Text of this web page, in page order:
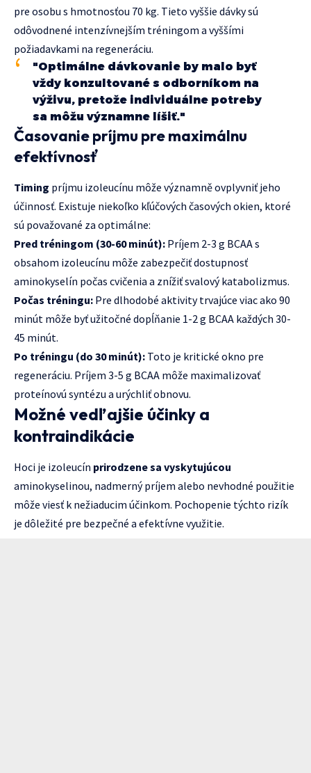
pre osobu s hmotnosťou 70 kg. Tieto vyššie dávky sú
odôvodnené intenzívnejším tréningom a vyššími
požiadavkami na regeneráciu.
"Optimálne dávkovanie by malo byť
vždy konzultované s odborníkom na
výživu, pretože individuálne potreby
sa môžu významne líšiť."
Časovanie príjmu pre maximálnu
efektívnosť
Timing príjmu izoleucínu môže významně ovplyvniť jeho
účinnosť. Existuje niekoľko kľúčových časových okien, ktoré
sú považované za optimálne:
Pred tréningom (30-60 minút): Príjem 2-3 g BCAA s
obsahom izoleucínu môže zabezpečiť dostupnosť
aminokyselín počas cvičenia a znížiť svalový katabolizmus.
Počas tréningu: Pre dlhodobé aktivity trvajúce viac ako 90
minút môže byť užitočné dopĺňanie 1-2 g BCAA každých 30-
45 minút.
Po tréningu (do 30 minút): Toto je kritické okno pre
regeneráciu. Príjem 3-5 g BCAA môže maximalizovať
proteínovú syntézu a urýchliť obnovu.
Možné vedľajšie účinky a
kontraindikácie
Hoci je izoleucín prirodzene sa vyskytujúcou
aminokyselinou, nadmerný príjem alebo nevhodné použitie
môže viesť k nežiaducim účinkom. Pochopenie týchto rizík
je dôležité pre bezpečné a efektívne využitie.